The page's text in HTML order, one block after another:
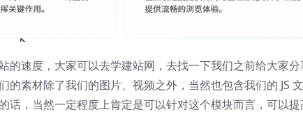
的速度，大家可以去学建站网，去找一下我们之前给大家
的素材除了我们的图片、视频之外，当然也包含我们的 JS
话，当然一定程度上肯定是可以针对这个模块而言，可以提